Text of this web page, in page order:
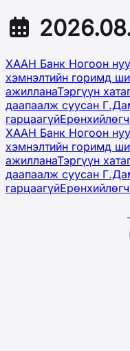
ХААН Банк Ногоон
хэмнэлтийн горимд
ажилланаТэргүүн
даапаалж суусан
гарцаагүй
ХААН Банк Ногоон
хэмнэлтийн горимд
ажилланаТэргүүн
даапаалж суусан
гарцаагүй